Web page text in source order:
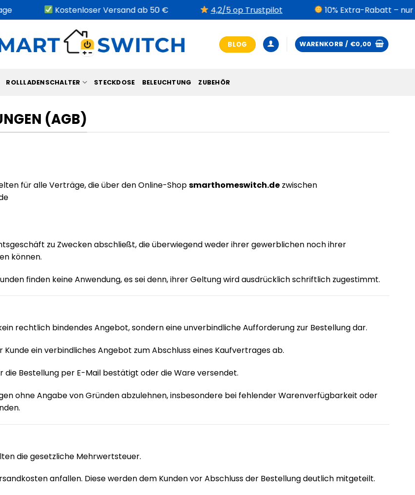
Kostenloser Versand ab 50 € 4,2/5 op Trustpilot 10% Extra-Rabatt – nur
BLOG WARENKORB / €0,00
ROLLLADENSCHALTER STECKDOSE BELEUCHTUNG ZUBEHÖR
(AGB)
für alle Verträge, die über den Online-Shopsmarthomeswitch.de zwischen
zu Zwecken abschließt, die überwiegend weder ihrer gewerblichen noch ihrer
können.
finden keine Anwendung, es sei denn, ihrer Geltung wird ausdrücklich schriftlich zugestimmt.
rechtlich bindendes Angebot, sondern eine unverbindliche Aufforderung zur Bestellung dar.
ein verbindliches Angebot zum Abschluss eines Kaufvertrages ab.
Bestellung per E-Mail bestätigt oder die Ware versendet.
ohne Angabe von Gründen abzulehnen, insbesondere bei fehlender Warenverfügbarkeit oder
die gesetzliche Mehrwertsteuer.
anfallen. Diese werden dem Kunden vor Abschluss der Bestellung deutlich mitgeteilt.